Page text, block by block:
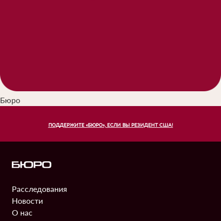
Бюро
ПОДДЕРЖИТЕ «БЮРО», ЕСЛИ ВЫ РЕЗИДЕНТ США!
Информация
Расследования
Новости
О нас